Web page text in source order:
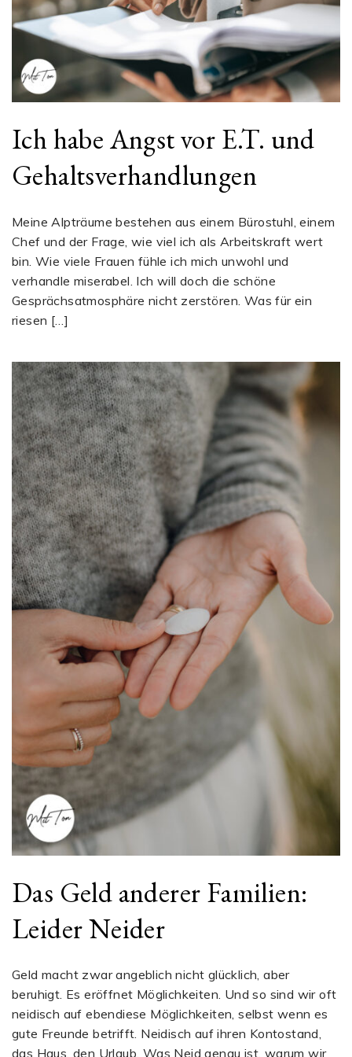
Ich habe Angst vor E.T. und
Gehaltsverhandlungen
Meine Alpträume bestehen aus einem Bürostuhl, einem
Chef und der Frage, wie viel ich als Arbeitskraft wert
bin. Wie viele Frauen fühle ich mich unwohl und
verhandle miserabel. Ich will doch die schöne
Gesprächsatmosphäre nicht zerstören. Was für ein
riesen […]
Das Geld anderer Familien:
Leider Neider
Geld macht zwar angeblich nicht glücklich, aber
beruhigt. Es eröffnet Möglichkeiten. Und so sind wir oft
neidisch auf ebendiese Möglichkeiten, selbst wenn es
gute Freunde betrifft. Neidisch auf ihren Kontostand,
das Haus, den Urlaub. Was Neid genau ist, warum wir